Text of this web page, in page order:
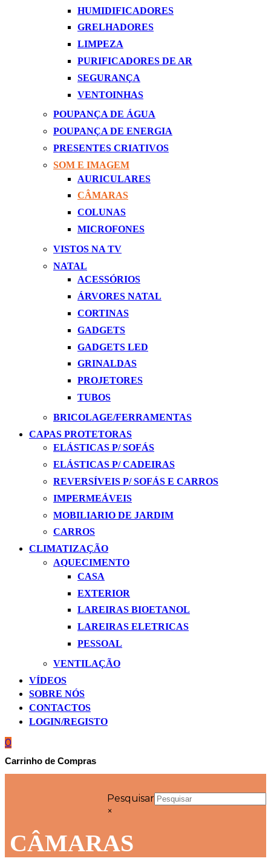
HUMIDIFICADORES
GRELHADORES
LIMPEZA
PURIFICADORES DE AR
SEGURANÇA
VENTOINHAS
POUPANÇA DE ÁGUA
POUPANÇA DE ENERGIA
PRESENTES CRIATIVOS
SOM E IMAGEM
AURICULARES
CÂMARAS
COLUNAS
MICROFONES
VISTOS NA TV
NATAL
ACESSÓRIOS
ÁRVORES NATAL
CORTINAS
GADGETS
GADGETS LED
GRINALDAS
PROJETORES
TUBOS
BRICOLAGE/FERRAMENTAS
CAPAS PROTETORAS
ELÁSTICAS P/ SOFÁS
ELÁSTICAS P/ CADEIRAS
REVERSÍVEIS P/ SOFÁS E CARROS
IMPERMEÁVEIS
MOBILIARIO DE JARDIM
CARROS
CLIMATIZAÇÃO
AQUECIMENTO
CASA
EXTERIOR
LAREIRAS BIOETANOL
LAREIRAS ELETRICAS
PESSOAL
VENTILAÇÃO
VÍDEOS
SOBRE NÓS
CONTACTOS
LOGIN/REGISTO
0
Carrinho de Compras
Pesquisar
×
CÂMARAS